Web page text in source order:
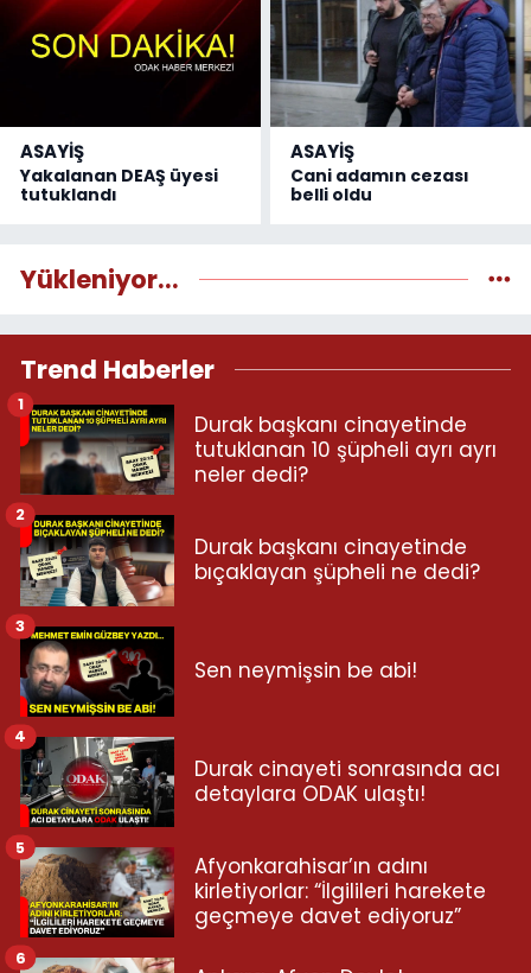
ASAYİŞ
Yakalanan DEAŞ üyesi
tutuklandı
ASAYİŞ
Cani adamın cezası
belli oldu
Yükleniyor...
Trend Haberler
Durak başkanı cinayetinde
tutuklanan 10 şüpheli ayrı ayrı
neler dedi?
1
Durak başkanı cinayetinde
bıçaklayan şüpheli ne dedi?
2
Sen neymişsin be abi!
3
Durak cinayeti sonrasında acı
detaylara ODAK ulaştı!
4
Afyonkarahisar’ın adını
kirletiyorlar: “İlgilileri harekete
geçmeye davet ediyoruz”
5
6